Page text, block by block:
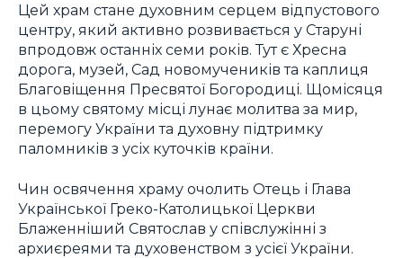
Цей храм стане духовним серцем відпустового
центру, який активно розвивається у Старуні
впродовж останніх семи років. Тут є Хресна
дорога, музей, Сад новомучеників та каплиця
Благовіщення Пресвятої Богородиці. Щомісяця
в цьому святому місці лунає молитва за мир,
перемогу України та духовну підтримку
паломників з усіх куточків країни.
Чин освячення храму очолить Отець і Глава
Української Греко-Католицької Церкви
Блаженніший Святослав у співслужінні з
архиєреями та духовенством з усієї України.